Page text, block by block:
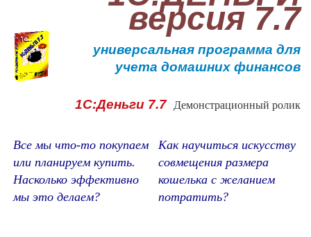
Образовательные программы
1С:Игры
версия 7.7
универсальная программа для
учета домашних финансов
1С:Деньги 7.7 Демонстрационный ролик
Все мы что-то покупаем
или планируем купить.
Насколько эффективно
мы это делаем?
Как научиться искусству
совмещения размера
кошелька с желанием
потратить?